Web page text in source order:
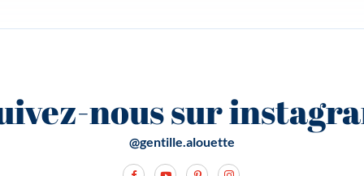
nous sur
@gentille.alouette